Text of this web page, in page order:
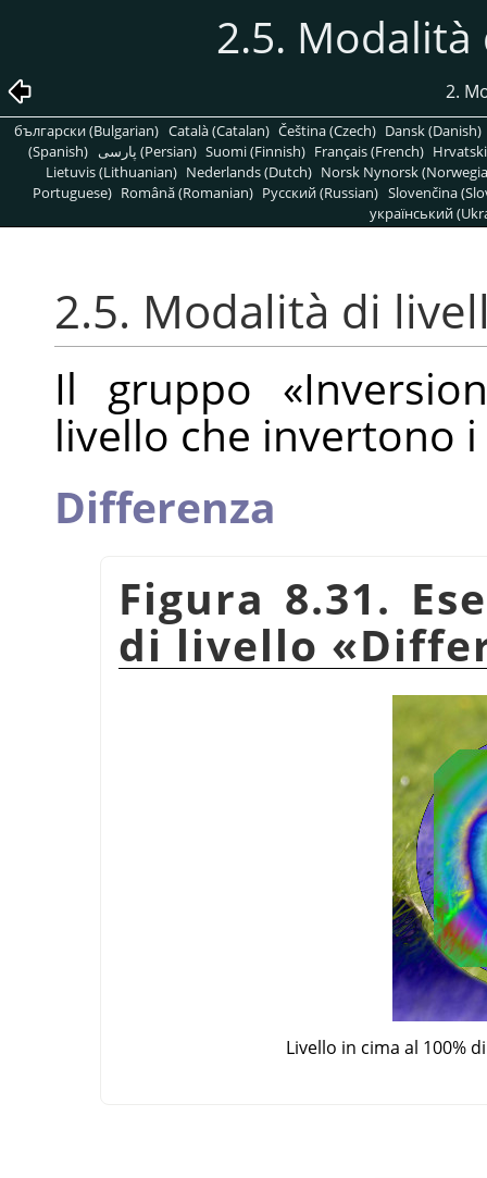
2.5.
2.
български (Bulgarian) Català (Catalan) Čeština (Czech) Dansk (Danish)
(Spanish)
پارسی (Persian) Suomi (Finnish) Français (French)
Lietuvis (Lithuanian) Nederlands (Dutch) Norsk Nynorsk
Portuguese) Română (Romanian) Pусский (Russian) Slovenčina
український
2.5. Modalità di
Il gruppo «
livello che invertono
Differenza
Figura 8.31.
di livello «
Livello in cima al 100%